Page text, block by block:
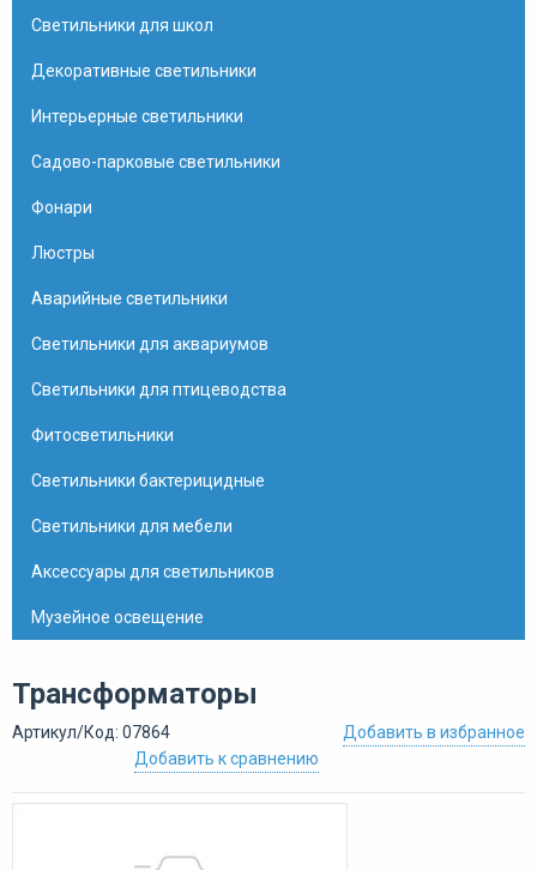
Светильники для школ
Декоративные светильники
Интерьерные светильники
Садово-парковые светильники
Фонари
Люстры
Аварийные светильники
Светильники для аквариумов
Светильники для птицеводства
Фитосветильники
Светильники бактерицидные
Светильники для мебели
Аксессуары для светильников
Музейное освещение
Трансформаторы
Артикул/Код: 07864
Добавить в избранное
Добавить к сравнению